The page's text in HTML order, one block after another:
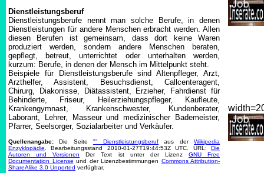
Dienstleistungsberuf
Dienstleistungsberufe nennt man solche Berufe, in denen
Dienstleistungen für andere Menschen erbracht werden. Allen
diesen Berufen ist gemeinsam, dass dort keine Waren
produziert werden, sondern andere Menschen beraten,
gepflegt, betreut, unterrichtet oder unterhalten werden,
kurzum: Berufe, in denen der Mensch im Mittelpunkt steht.
Beispiele für Dienstleistungsberufe sind Altenpfleger, Arzt,
Arzthelfer, Assistent, Besuchsdienst, Callcenteragent,
Chirurg, Diakonisse, Diätassistent, Erzieher, Fahrdienst für
Behinderte, Friseur, Heilerziehungspfleger, Kaufleute,
Krankengymnast, Krankenschwester, Kundenberater,
Laborant, Lehrer, Masseur und medizinischer Bademeister,
Pfarrer, Seelsorger, Sozialarbeiter und Verkäufer.
Quellenangabe:Die Seite "" Dienstleistungsberuf aus derWikipedia
Enzyklopädie . Bearbeitungsstand 2010-01-27T19:44:53Z UTC. URL: Die
Autoren und Versionen
Der Text ist unter der Lizenz GNU Free
Documentation License und der Lizenzbestimmungen Commons Attribution-
ShareAlike 3.0 Unported verfügbar.